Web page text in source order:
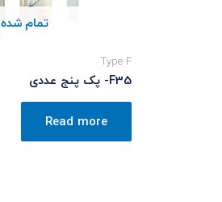
تمام شده
Type F
F35- پک پنج عددی
Read more